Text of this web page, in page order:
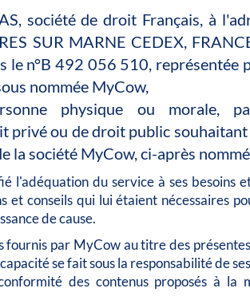
société de droit Français, à
SUR MARNE CEDEX,
le n°B 492 056 510, représentée
nommée MyCow,
physique ou morale,
privé ou de droit public
la société MyCow, ci-après
l'adéquation du service à ses besoins
et conseils qui lui étaient nécessaires
de cause.
fournis par MyCow au titre des
se fait sous la responsabilité de
des contenus proposés à la